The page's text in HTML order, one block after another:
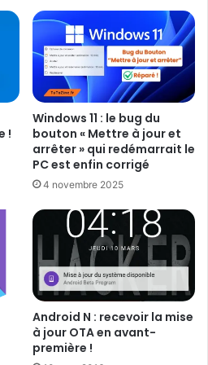
sur l’installation (après
regarder la vidéo dans l’article
10 dans VirtualBox.
:
caché où
stockés les
10
Windows Update :
configuration
requise
de licence
Windows 10
Windows 10
!
Windows 11 : le bug du
bouton « Mettre à jour et
arrêter » qui redémarrait le
PC est enfin corrigé
4 novembre 2025
Android N : recevoir la mise
à jour OTA en avant-
première !